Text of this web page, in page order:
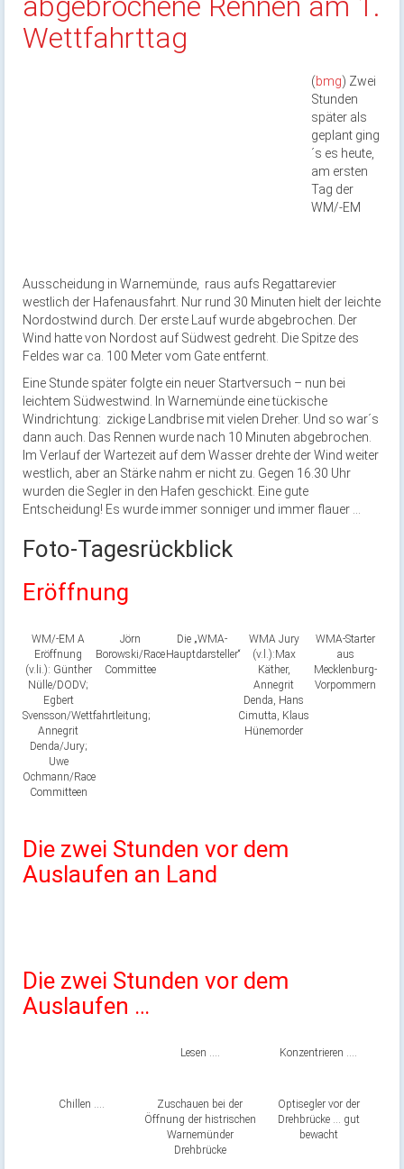
Wettfahrttag
(bmg) Zwei
Stunden
später als
geplant ging
´s es heute,
am ersten
Tag der
WM/-EM
Ausscheidung in Warnemünde, raus aufs Regattarevier
westlich der Hafenausfahrt. Nur rund 30 Minuten hielt der leichte
Nordostwind durch. Der erste Lauf wurde abgebrochen. Der
Wind hatte von Nordost auf Südwest gedreht. Die Spitze des
Feldes war ca. 100 Meter vom Gate entfernt.
Eine Stunde später folgte ein neuer Startversuch – nun bei
leichtem Südwestwind. In Warnemünde eine tückische
Windrichtung: zickige Landbrise mit vielen Dreher. Und so war´s
dann auch. Das Rennen wurde nach 10 Minuten abgebrochen.
Im Verlauf der Wartezeit auf dem Wasser drehte der Wind weiter
westlich, aber an Stärke nahm er nicht zu. Gegen 16.30 Uhr
wurden die Segler in den Hafen geschickt. Eine gute
Entscheidung! Es wurde immer sonniger und immer flauer …
Foto-Tagesrückblick
Eröffnung
WM/-EM A
Eröffnung
(v.li.): Günther
Nülle/DODV;
Egbert
Svensson/Wettfahrtleitung;
Annegrit
Denda/Jury;
Uwe
Ochmann/Race
Committeen
Jörn
Borowski/Race
Committee
Die „WMA-
Hauptdarsteller“
WMA Jury
(v.l.):Max
Käther,
Annegrit
Denda, Hans
Cimutta, Klaus
Hünemorder
WMA-Starter
aus
Mecklenburg-
Vorpommern
Die zwei Stunden vor dem
Auslaufen an Land
Die zwei Stunden vor dem
Auslaufen …
Lesen …. Konzentrieren ….
Chillen ….
Zuschauen bei der
Öffnung der histrischen
Warnemünder
Drehbrücke
Optisegler vor der
Drehbrücke … gut
bewacht